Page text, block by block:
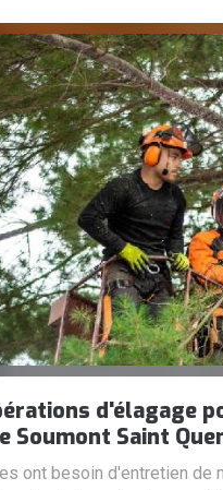
d'élagage
Soumont Saint
ont besoin d'entretien de